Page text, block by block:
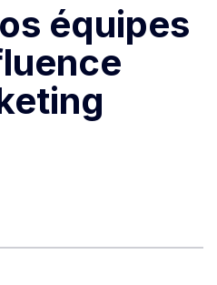
équipes